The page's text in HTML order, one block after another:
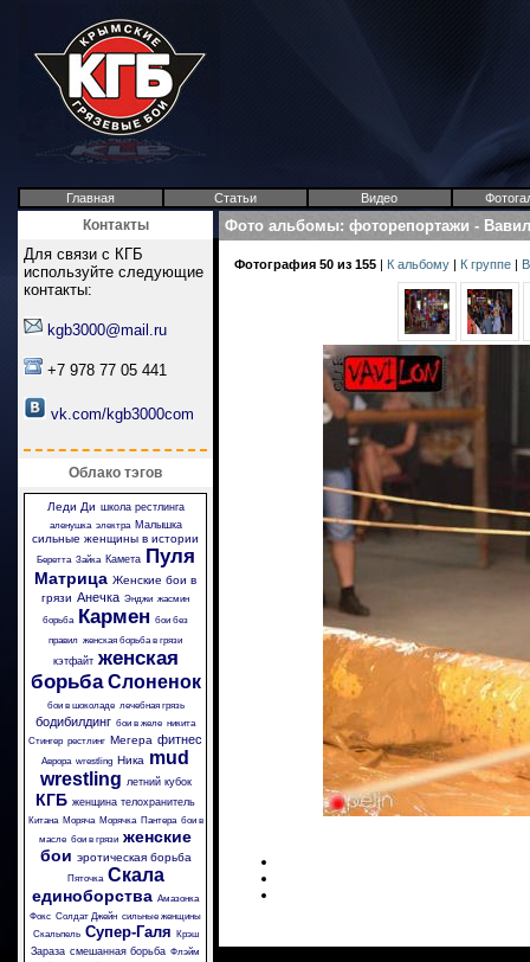
Главная Статьи Видео
Контакты
Для связи с КГБ
используйте следующие
контакты:
kgb3000@mail.ru
+7 978 77 05 441
vk.com/kgb3000com
Облако тэгов
Леди Ди школа рестлинга
аленушка электра Малышка
сильные женщины в истории
Беретта Зайка Камета Пуля
Матрица Женские бои в
грязи Анечка Энджи жасмин
борьба Кармен бои без
правил женская борьба в грязи
кэтфайт женская
борьба Слоненок
бои в шоколаде лечебная грязь
бодибилдинг бои в желе никита
Стингер рестлинг Мегера фитнес
Аврора wrestling Ника mud
wrestling летний кубок
КГБ женщина телохранитель
Китана Моряча Морячка Пантера бои в
масле бои в грязи женские
бои эротическая борьба
Пяточка Скала
единоборства Амазонка
Фокс Солдат Джейн сильные женщины
Скальпель Супер-Галя Крэш
Зараза смешанная борьба Флэйм
Фото альбомы: фоторепортажи -
Фотография 50 из 155 | К альбому | К группе |